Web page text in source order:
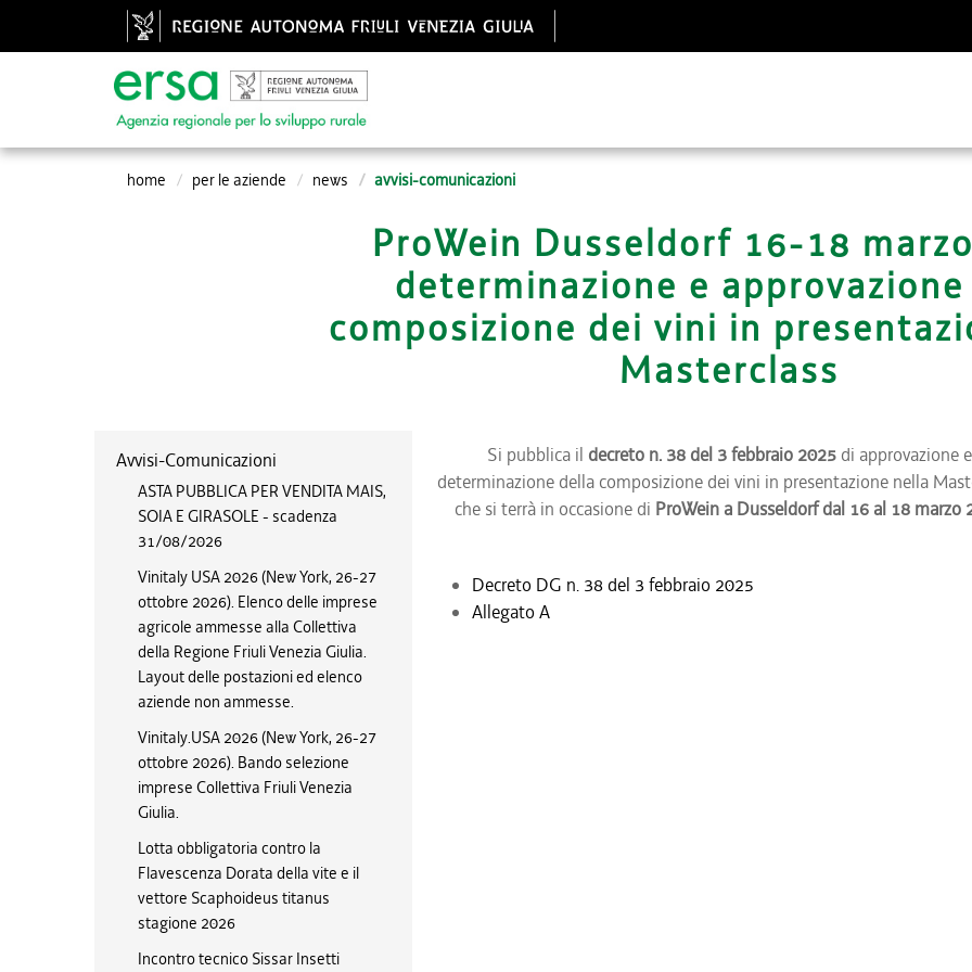
home per le aziende news avvisi-comunicazioni
ProWein Dusseldorf 16-18
determinazione e
composizione dei vini in
Masterclass
Avvisi-Comunicazioni
ASTA PUBBLICA PER VENDITA MAIS,
SOIA E GIRASOLE - scadenza
31/08/2026
Vinitaly USA 2026 (New York, 26-27
ottobre 2026). Elenco delle imprese
agricole ammesse alla Collettiva
della Regione Friuli Venezia Giulia.
Layout delle postazioni ed elenco
aziende non ammesse.
Vinitaly.USA 2026 (New York, 26-27
ottobre 2026). Bando selezione
imprese Collettiva Friuli Venezia
Giulia.
Lotta obbligatoria contro la
Flavescenza Dorata della vite e il
vettore Scaphoideus titanus
stagione 2026
Incontro tecnico Sissar Insetti
Si pubblica il decreto n. 38 del 3 febbraio 2025di approvazione e
determinazione della composizione dei vini in presentazione nella
che si terrà in occasione di ProWein a Dusseldorf dal 16 al 18 marzo
Decreto DG n. 38 del 3 febbraio 2025
Allegato A